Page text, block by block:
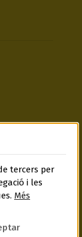
tercers per
i les
Més